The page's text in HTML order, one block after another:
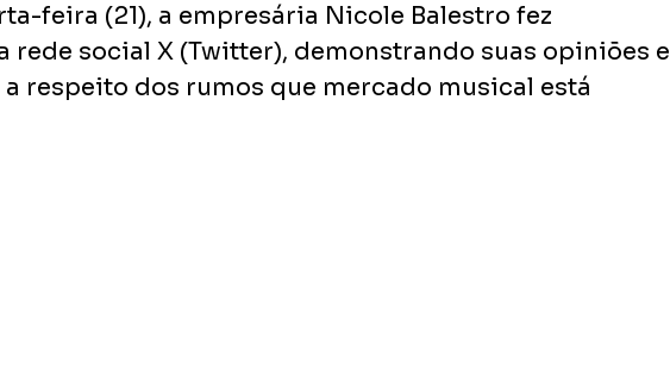
feira (21), a empresária Nicole Balestro fez
rede social X (Twitter), demonstrando suas opiniões e
respeito dos rumos que mercado musical está